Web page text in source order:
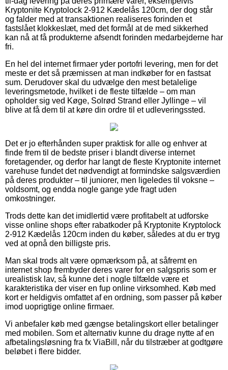
Kryptonite Kryptolock 2-912 Kædelås 120cm, der dog står
og falder med at transaktionen realiseres forinden et
fastslået klokkeslæt, med det formål at de med sikkerhed
kan nå at få produkterne afsendt forinden medarbejderne har
fri.
En hel del internet firmaer yder portofri levering, men for det
meste er det så præmissen at man indkøber for en fastsat
sum. Derudover skal du udvælge den mest betalelige
leveringsmetode, hvilket i de fleste tilfælde – om man
opholder sig ved Køge, Solrød Strand eller Jyllinge – vil
blive at få dem til at køre din ordre til et udleveringssted.
Det er jo efterhånden super praktisk for alle og enhver at
finde frem til de bedste priser i blandt diverse internet
foretagender, og derfor har langt de fleste Kryptonite internet
varehuse fundet det nødvendigt at formindske salgsværdien
på deres produkter – til juniorer, men ligeledes til voksne –
voldsomt, og endda nogle gange yde fragt uden
omkostninger.
Trods dette kan det imidlertid være profitabelt at udforske
visse online shops efter rabatkoder på Kryptonite Kryptolock
2-912 Kædelås 120cm inden du køber, således at du er tryg
ved at opnå den billigste pris.
Man skal trods alt være opmærksom på, at såfremt en
internet shop frembyder deres varer for en salgspris som er
urealistisk lav, så kunne det i nogle tilfælde være et
karakteristika der viser en fup online virksomhed. Køb med
kort er heldigvis omfattet af en ordning, som passer på køber
imod uoprigtige online firmaer.
Vi anbefaler køb med gængse betalingskort eller betalinger
med mobilen. Som et alternativ kunne du drage nytte af en
afbetalingsløsning fra fx ViaBill, når du tilstræber at godtgøre
beløbet i flere bidder.